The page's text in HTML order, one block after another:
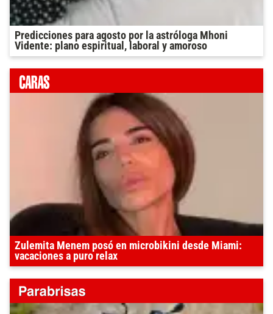
Predicciones para agosto por la astróloga Mhoni
Vidente: plano espiritual, laboral y amoroso
Zulemita Menem posó en microbikini desde Miami:
vacaciones a puro relax